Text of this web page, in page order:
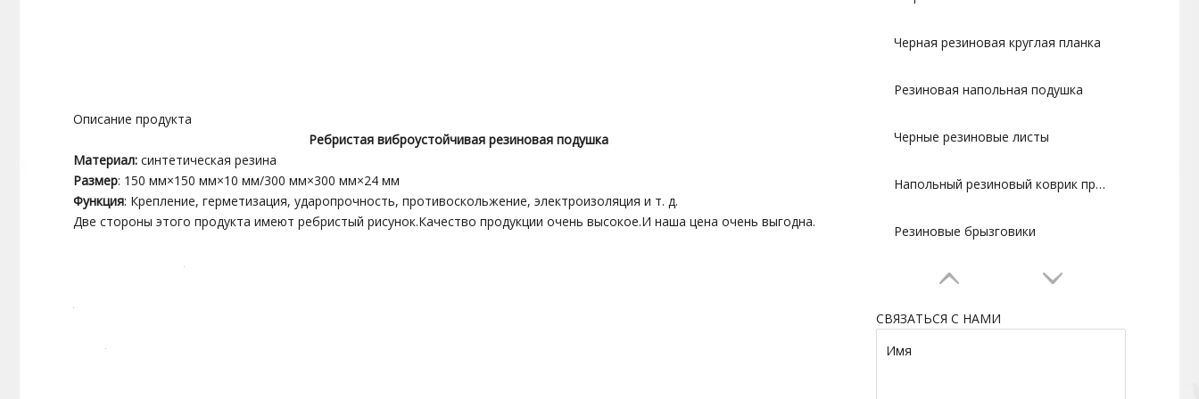
Описание продукта
Ребристая виброустойчивая резиновая подушка
Материал: синтетическая резина
Размер: 150 мм×150 мм×10 мм/300 мм×300 мм×24 мм
Функция: Крепление, герметизация, ударопрочность, противоскольжение, электроизоляция и т. д.
Две стороны этого продукта имеют ребристый рисунок.Качество продукции очень высокое.И наша цена очень выгодна.
Черная резиновая круглая планка
Резиновая напольная подушка
Черные резиновые листы
Напольный резиновый коврик против усталости
Резиновые брызговики
СВЯЗАТЬСЯ С НАМИ
Имя